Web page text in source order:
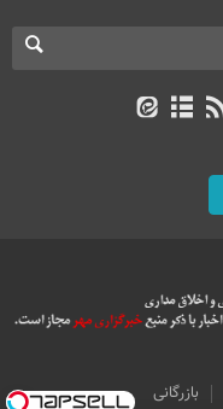
بازرگانی